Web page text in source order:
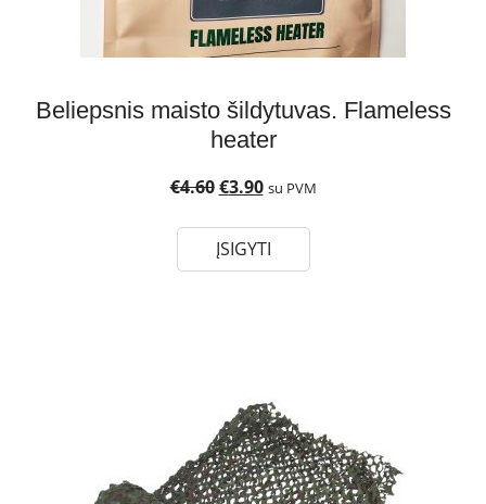
Beliepsnis maisto šildytuvas. Flameless
heater
€4.60 €3.90 su PVM
ĮSIGYTI